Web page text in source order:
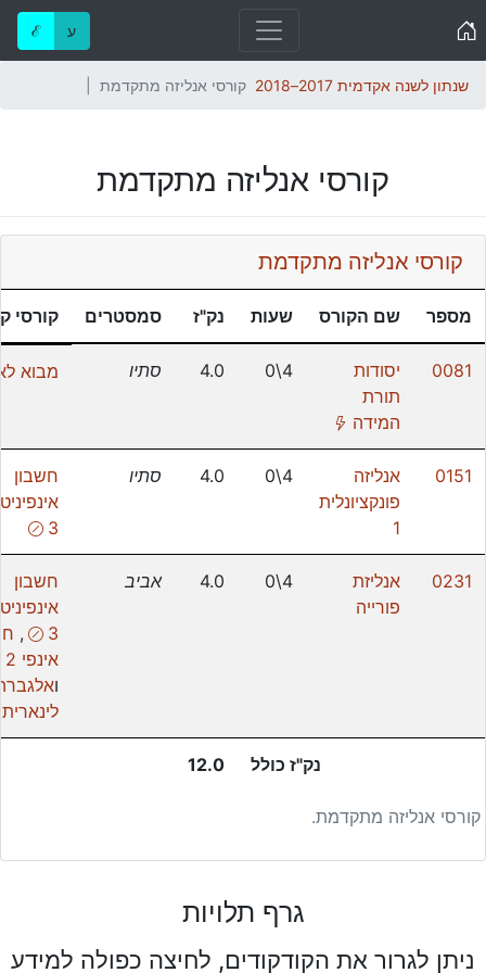
ℰ ע
שנתון לשנה אקדמית 2017–2018 קורסי אנליזה מתקדמת
קורסי אנליזה מתקדמת
קורסי אנליזה מתקדמת
קורסי אנליזה מתקדמת.
מספר שם הקורס שעות נק"ז סמסטרים קורסי
נק"ז כולל 12.0
0081
יסודות
תורת
המידה
4\0
4.0 סתיו מבוא
0151
אנליזה
פונקציונלית
1
4\0
4.0 סתיו
חשבון
3
(!)
0231
אנליזת
פורייה
4\0
4.0 אביב
חשבון
3
(!)
,
אינפי 2
ו
לינארית
גרף תלויות
ניתן לגרור את הקודקודים, לחיצה כפולה למידע